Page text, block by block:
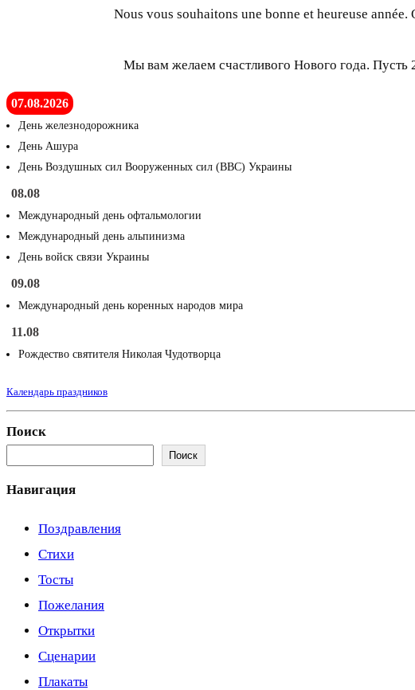
Nous vous souhaitons une bonne et heureuse
Мы вам желаем счастливого Нового года. Пусть
07.08.2026
День железнодорожника
День Ашура
День Воздушных сил Вооруженных сил (ВВС) Украины
08.08
Международный день офтальмологии
Международный день альпинизма
День войск связи Украины
09.08
Международный день коренных народов мира
11.08
Рождество святителя Николая Чудотворца
Календарь праздников
Поиск
Поиск
Навигация
Поздравления
Стихи
Тосты
Пожелания
Открытки
Сценарии
Плакаты